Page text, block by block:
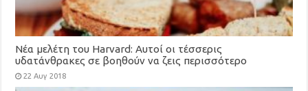
Νέα μελέτη του Harvard: Αυτοί οι τέσσερις
υδατάνθρακες σε βοηθούν να ζεις περισσότερο
22 Αυγ 2018